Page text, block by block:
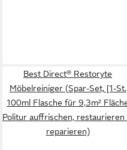
Best Direct® Restoryte
Möbelreiniger (Spar-Set, [1-St.
100ml Flasche für 9,3m²
Politur auffrischen, restaurieren
reparieren)